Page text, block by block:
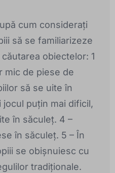
cum considerați
să se familiarizeze
obiectelor: 1
mic de piese de
să se uite în
jocul puțin mai dificil,
în săculeț. 4 –
în săculeț. 5 – În
se obișnuiesc cu
tradiționale.